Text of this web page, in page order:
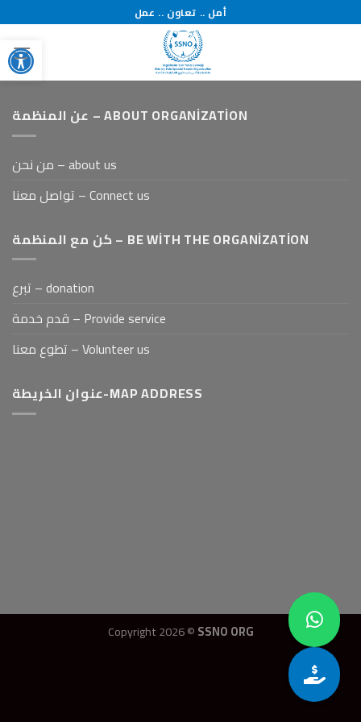
Open toolbar
atla
أمل .. تعاون .. عمل
عن المنظمة – ABOUT ORGANIZATION
من نحن – about us
تواصل معنا – Connect us
كن مع المنظمة – BE WITH THE ORGANIZATION
تبرع – donation
قدم خدمة – Provide service
تطوع معنا – Volunteer us
عنوان الخريطة-MAP ADDRESS
Copyright 2026 ©SSNO ORG